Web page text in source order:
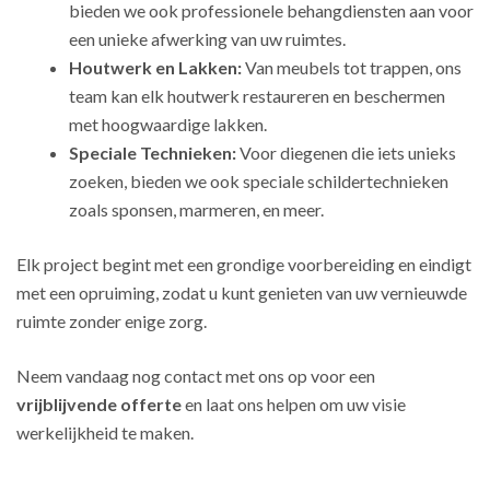
bieden we ook professionele behangdiensten aan voor
een unieke afwerking van uw ruimtes.
Houtwerk en Lakken:Van meubels tot trappen, ons
team kan elk houtwerk restaureren en beschermen
met hoogwaardige lakken.
Speciale Technieken:Voor diegenen die iets unieks
zoeken, bieden we ook speciale schildertechnieken
zoals sponsen, marmeren, en meer.
Elk project begint met een grondige voorbereiding en eindigt
met een opruiming, zodat u kunt genieten van uw vernieuwde
ruimte zonder enige zorg.
Neem vandaag nog contact met ons op voor een
vrijblijvende offerteen laat ons helpen om uw visie
werkelijkheid te maken.